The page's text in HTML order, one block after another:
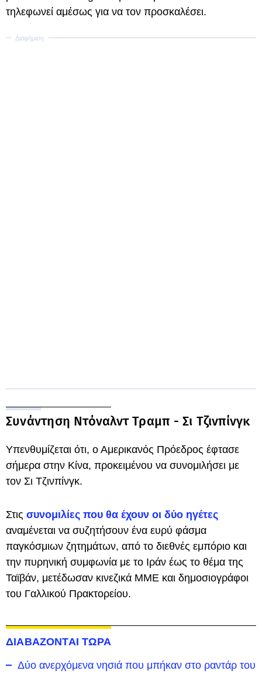
τηλεφωνεί αμέσως για να τον προσκαλέσει.
Συνάντηση Ντόναλντ Τραμπ - Σι Τζινπίνγκ
Υπενθυμίζεται ότι, ο Αμερικανός Πρόεδρος έφτασε
σήμερα στην Κίνα, προκειμένου να συνομιλήσει με
τον Σι Τζινπίνγκ.
Στις συνομιλίες που θα έχουν οι δύο ηγέτες
αναμένεται να συζητήσουν ένα ευρύ φάσμα
παγκόσμιων ζητημάτων, από το διεθνές εμπόριο και
την πυρηνική συμφωνία με το Ιράν έως το θέμα της
Ταϊβάν, μετέδωσαν κινεζικά ΜΜΕ και δημοσιογράφοι
του Γαλλικού Πρακτορείου.
ΔΙΑΒΑΖΟΝΤΑΙ ΤΩΡΑ
Δύο ανερχόμενα νησιά που μπήκαν στο ραντάρ του